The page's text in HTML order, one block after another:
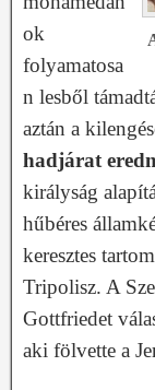
ok
folyamatosa
n lesből
aztán a
hadjárat
királyság
hűbéres
keresztes
Tripolisz. A
Gottfriedet
aki fölvette a